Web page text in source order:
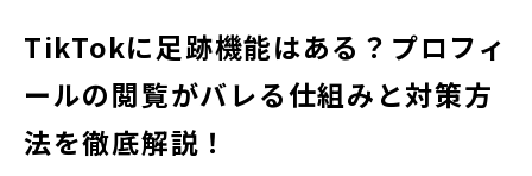
『SUNGROVE』について
TikTokに足跡機能はある？プロフィ
ールの閲覧がバレる仕組みと対策方
法を徹底解説！